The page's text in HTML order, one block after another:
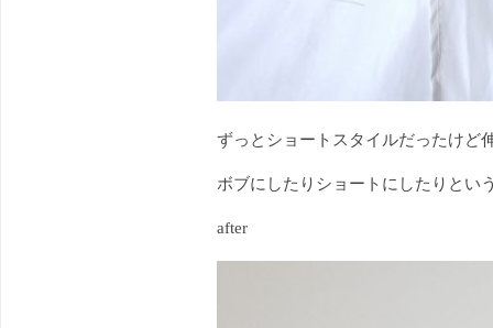
ずっとショートスタイルだったけど
ボブにしたりショートにしたりとい
after